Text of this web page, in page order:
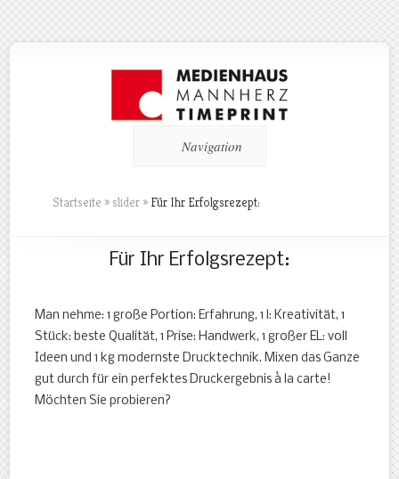
Navigation
Startseite » slider » Für Ihr Erfolgsrezept:
Für Ihr Erfolgsrezept:
Man nehme: 1 große Portion: Erfahrung, 1 l: Kreativität, 1
Stück: beste Qualität, 1 Prise: Handwerk, 1 großer EL: voll
Ideen und 1 kg modernste Drucktechnik. Mixen das Ganze
gut durch für ein perfektes Druckergebnis à la carte!
Möchten Sie probieren?